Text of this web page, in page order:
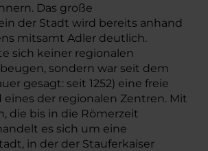
Das große
der Stadt wird bereits anhand
mitsamt Adler deutlich.
sich keiner regionalen
sondern war seit dem
gesagt: seit 1252) eine freie
eines der regionalen Zentren. Mit
die bis in die Römerzeit
es sich um eine
in der der Stauferkaiser